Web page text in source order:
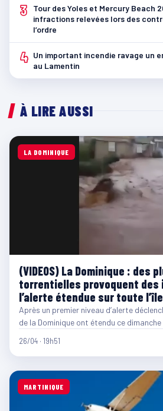
3
Tour des Yoles et Mercury Beach
infractions relevées lors des
l’ordre
4 Un important incendie ravage un
au Lamentin
À LIRE AUSSI
LA DOMINIQUE
(VIDEOS) La Dominique : des
torrentielles provoquent des
l’alerte étendue sur toute l’île
Après un premier niveau d’alerte
de la Dominique ont étendu ce
26/04 · 19h51
MARTINIQUE